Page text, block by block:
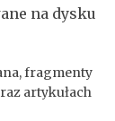
na dysku
fragmenty
artykułach